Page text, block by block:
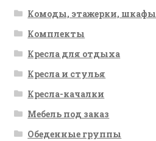
Комоды, этажерки, шкафы
Комплекты
Кресла для отдыха
Кресла и стулья
Кресла-качалки
Мебель под заказ
Обеденные группы